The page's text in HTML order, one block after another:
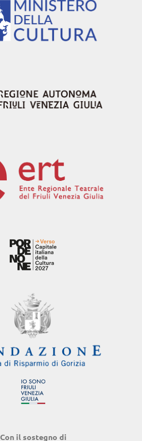
Con il sostegno di